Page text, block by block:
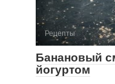
Рецепты
Банановый
йогуртом